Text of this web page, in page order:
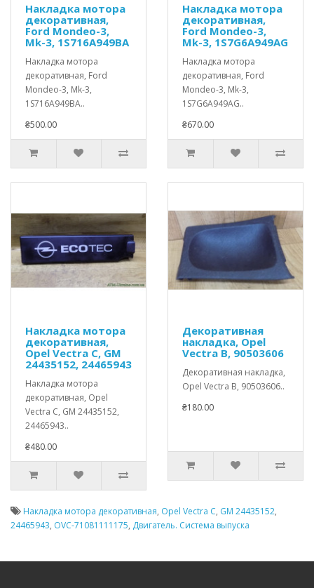
Накладка мотора
декоративная,
Ford Mondeo-3,
Mk-3, 1S716A949BA
Накладка мотора
декоративная, Ford
Mondeo-3, Mk-3,
1S716A949BA..
₴500.00
Накладка мотора
декоративная,
Ford Mondeo-3,
Mk-3, 1S7G6A949AG
Накладка мотора
декоративная, Ford
Mondeo-3, Mk-3,
1S7G6A949AG..
₴670.00
Накладка мотора
декоративная,
Opel Vectra C, GM
24435152, 24465943
Накладка мотора
декоративная, Opel
Vectra C, GM 24435152,
24465943..
₴480.00
Декоративная
накладка, Opel
Vectra B, 90503606
Декоративная накладка,
Opel Vectra B, 90503606..
₴180.00
Накладка мотора декоративная, Opel Vectra C, GM 24435152,
24465943, OVC-71081111175, Двигатель. Система выпуска